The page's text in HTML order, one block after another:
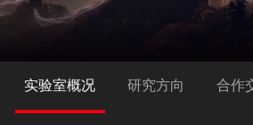
实验室概况 研究方向 合作